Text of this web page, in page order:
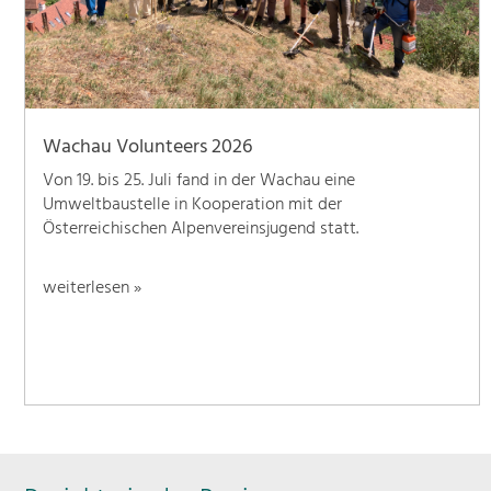
Wachau Volunteers 2026
Von 19. bis 25. Juli fand in der Wachau eine
Umweltbaustelle in Kooperation mit der
Österreichischen Alpenvereinsjugend statt.
weiterlesen »